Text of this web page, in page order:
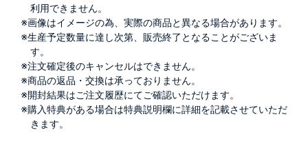
利用できません。
※画像はイメージの為、実際の商品と異なる場合があります。
※生産予定数量に達し次第、販売終了となることがございま
す。
※注文確定後のキャンセルはできません。
※商品の返品・交換は承っておりません。
※開封結果はご注文履歴にてご確認いただけます。
※購入特典がある場合は特典説明欄に詳細を記載させていただ
きます。